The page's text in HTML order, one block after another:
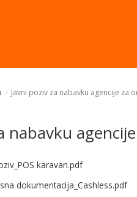
Javni poziv za nabavku agencije za
nabavku
karavan.pdf
dokumentacija_Cashless.pdf